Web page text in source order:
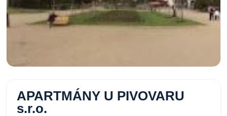
APARTMÁNY U PIVOVARU
s.r.o.